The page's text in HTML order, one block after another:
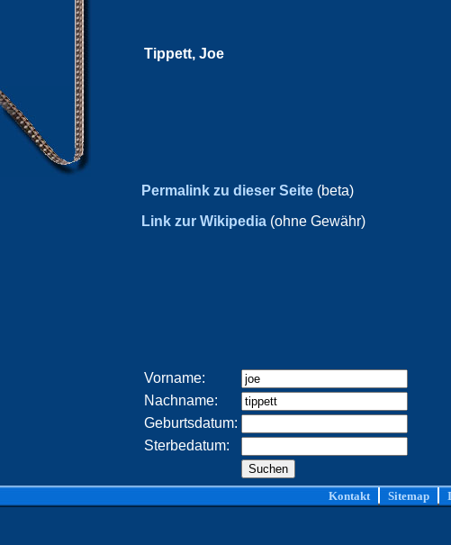
Tippett, Joe
Permalink zu dieser Seite (beta)
Link zur Wikipedia (ohne Gewähr)
Vorname:
Nachname:
Geburtsdatum:
Sterbedatum:
Kontakt Sitemap